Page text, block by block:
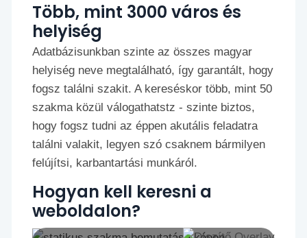
Több, mint 3000 város és
helyiség
Adatbázisunkban szinte az összes magyar
helyiség neve megtalálható, így garantált, hogy
fogsz találni szakit. A kereséskor több, mint 50
szakma közül válogathatstz - szinte biztos,
hogy fogsz tudni az éppen akutális feladatra
találni valakit, legyen szó csaknem bármilyen
felújítsi, karbantartási munkáról.
Hogyan kell keresni a
weboldalon?